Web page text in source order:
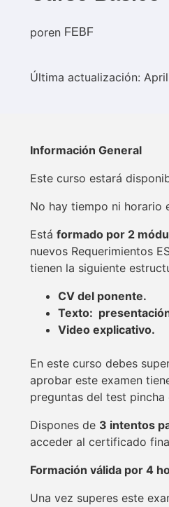
poren FEBF
Última actualización:
Información General
Este curso estará
No hay tiempo ni horario
Está formado por 2
nuevos Requerimientos
tienen la siguiente
CV del ponente.
Texto:
Video explicativo.
En este curso debes
aprobar este examen
preguntas del test pincha
Dispones de 3 intentos
acceder al certificado
Formación válida por 4
Una vez superes este